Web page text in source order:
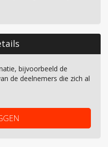
bijvoorbeeld de
de deelnemers die zich al